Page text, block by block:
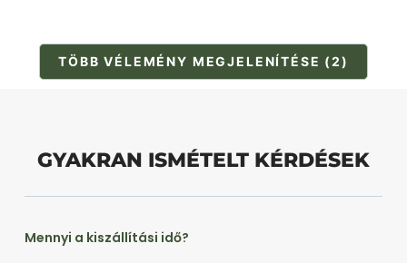
TÖBB VÉLEMÉNY MEGJELENÍTÉSE (2)
GYAKRAN ISMÉTELT KÉRDÉSEK
Mennyi a kiszállítási idő?